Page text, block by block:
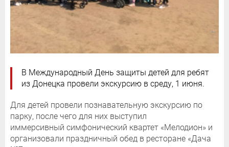
В Международный День защиты детей для ребят
из Донецка провели экскурсию в среду, 1 июня.
Для детей провели познавательную экскурсию по
парку, после чего для них выступил
иммерсивный симфонический квартет «Мелодион» и
организовали праздничный обед в ресторане «Дача